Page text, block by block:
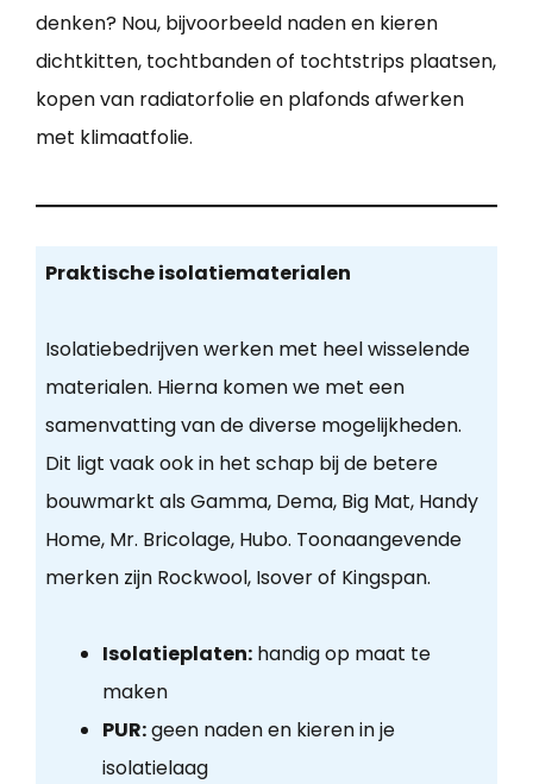
denken? Nou, bijvoorbeeld naden en kieren
dichtkitten, tochtbanden of tochtstrips plaatsen,
kopen van radiatorfolie en plafonds afwerken
met klimaatfolie.
Praktische isolatiematerialen
Isolatiebedrijven werken met heel wisselende
materialen. Hierna komen we met een
samenvatting van de diverse mogelijkheden.
Dit ligt vaak ook in het schap bij de betere
bouwmarkt als Gamma, Dema, Big Mat, Handy
Home, Mr. Bricolage, Hubo. Toonaangevende
merken zijn Rockwool, Isover of Kingspan.
Isolatieplaten:handig op maat te
maken
PUR:geen naden en kieren in je
isolatielaag